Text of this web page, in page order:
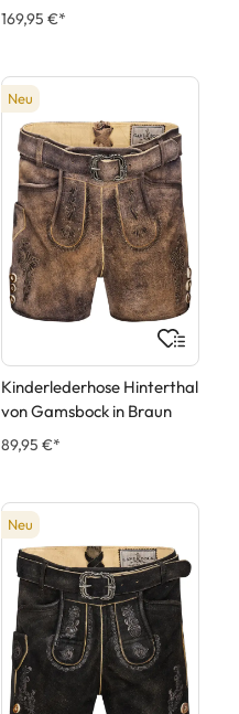
169,95 €*
Neu
Kinderlederhose Hinterthal
von Gamsbock in Braun
89,95 €*
Neu